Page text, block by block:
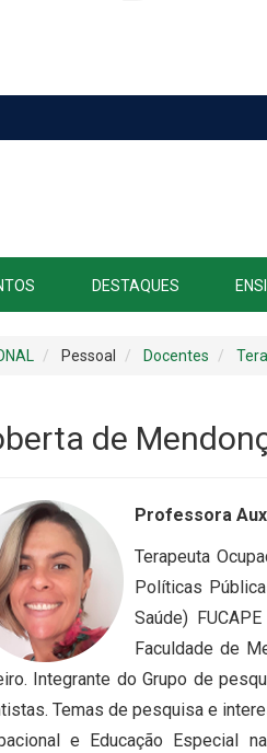
DESTAQUES
Pessoal Docentes
de
Professora
Terapeuta
Políticas
Saúde)
Faculdade de
Integrante do Grupo de
Temas de pesquisa e
e Educação Especial